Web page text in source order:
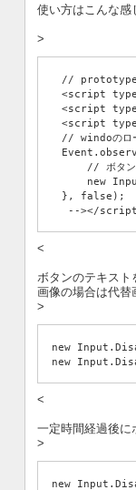
使い方はこんな感
>
//
<script
<script
<script
// windoのロー
// ボタンのIDか
new
}, false);
--></
<
ボタンのテキスト
画像の場合は代替
>
new
new
<
一定時間経過後に
>
new